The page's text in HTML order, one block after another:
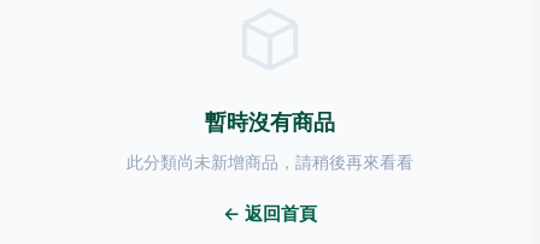
暫時沒有商品
此分類尚未新增商品，請稍後再來看看
← 返回首頁